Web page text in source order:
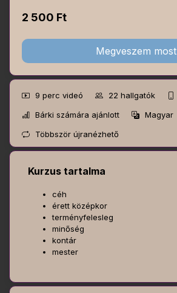
2 500 Ft
Megveszem most
9 perc videó 22 hallgatók
Bárki számára ajánlott
Magyar
Többször újranézhető
Kurzus tartalma
céh
érett középkor
terményfelesleg
minőség
kontár
mester